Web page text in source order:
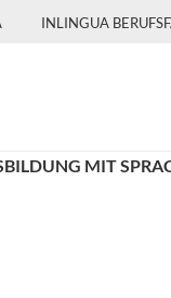
INLINGUA
MIT